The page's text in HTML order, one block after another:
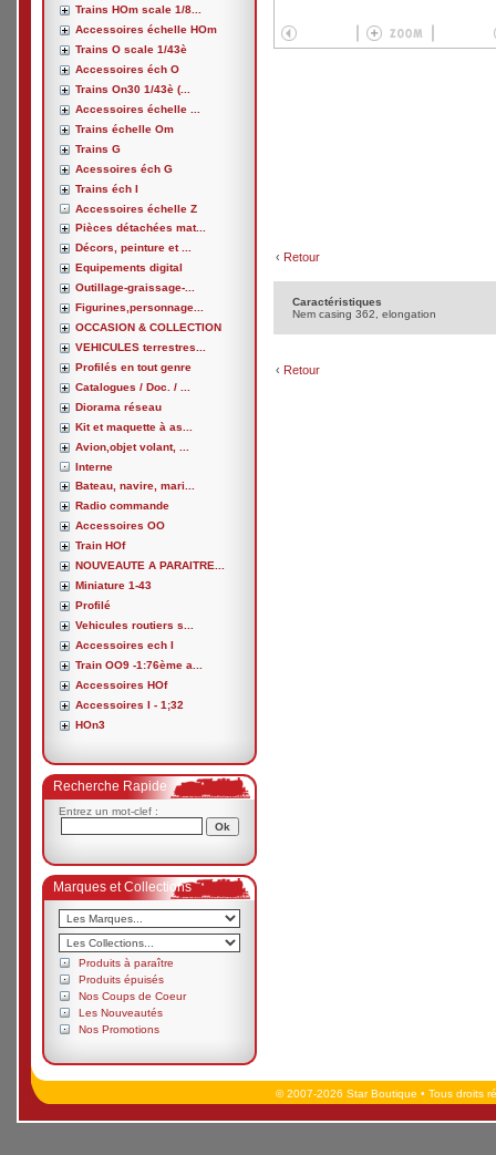
Trains HOm scale 1/8...
Accessoires échelle HOm
Trains O scale 1/43è
Accessoires éch O
Trains On30 1/43è (...
Accessoires échelle ...
Trains échelle Om
Trains G
Acessoires éch G
Trains éch I
Accessoires échelle Z
Pièces détachées mat...
Décors, peinture et ...
Equipements digital
Outillage-graissage-...
Figurines,personnage...
OCCASION & COLLECTION
VEHICULES terrestres...
Profilés en tout genre
Catalogues / Doc. / ...
Diorama réseau
Kit et maquette à as...
Avion,objet volant, ...
Interne
Bateau, navire, mari...
Radio commande
Accessoires OO
Train HOf
NOUVEAUTE A PARAITRE...
Miniature 1-43
Profilé
Vehicules routiers s...
Accessoires ech I
Train OO9 -1:76ème a...
Accessoires HOf
Accessoires I - 1;32
HOn3
Recherche Rapide
Entrez un mot-clef :
Marques et Collections
Produits à paraître
Produits épuisés
Nos Coups de Coeur
Les Nouveautés
Nos Promotions
‹ Retour
Caractéristiques
Nem casing 362, elongation
‹ Retour
© 2007-2026 Star Boutique • Tous droits